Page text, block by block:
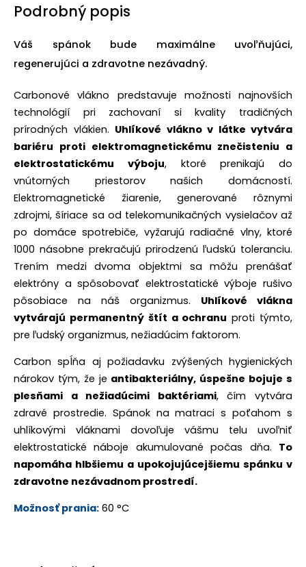
Podrobný popis
Váš spánok bude maximálne uvoľňujúci,
regenerujúci a zdravotne nezávadný.
Carbonové vlákno predstavuje možnosti najnovších
technológií pri zachovaní si kvality tradičných
prírodných vlákien. Uhlíkové vlákno v látke vytvára
bariéru proti elektromagnetickému znečisteniu a
elektrostatickému výboju, ktoré prenikajú do
vnútorných priestorov našich domácností.
Elektromagnetické žiarenie, generované rôznymi
zdrojmi, šíriace sa od telekomunikačných vysielačov až
po domáce spotrebiče, vyžarujú radiačné vlny, ktoré
1000 násobne prekračujú prirodzenú ľudskú toleranciu.
Trením medzi dvoma objektmi sa môžu prenášať
elektróny a spôsobovať elektrostatické výboje rušivo
pôsobiace na náš organizmus. Uhlíkové vlákna
vytvárajú permanentný štít a ochranu proti týmto,
pre ľudský organizmus, nežiadúcim faktorom.
Carbon spĺňa aj požiadavku zvýšených hygienických
nárokov tým, že je antibakteriálny, úspešne bojuje s
plesňami a nežiadúcimi baktériami, čím vytvára
zdravé prostredie. Spánok na matraci s poťahom s
uhlíkovými vláknami dovoľuje vášmu telu uvoľniť
elektrostatické náboje akumulované počas dňa. To
napomáha hlbšiemu a upokojujúcejšiemu spánku v
zdravotne nezávadnom prostredí.
Možnosť prania: 60 °C